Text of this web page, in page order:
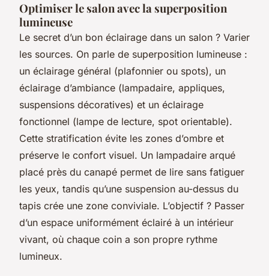
Optimiser le salon avec la superposition
lumineuse
Le secret d’un bon éclairage dans un salon ? Varier
les sources. On parle de superposition lumineuse :
un éclairage général (plafonnier ou spots), un
éclairage d’ambiance (lampadaire, appliques,
suspensions décoratives) et un éclairage
fonctionnel (lampe de lecture, spot orientable).
Cette stratification évite les zones d’ombre et
préserve le confort visuel. Un lampadaire arqué
placé près du canapé permet de lire sans fatiguer
les yeux, tandis qu’une suspension au-dessus du
tapis crée une zone conviviale. L’objectif ? Passer
d’un espace uniformément éclairé à un intérieur
vivant, où chaque coin a son propre rythme
lumineux.